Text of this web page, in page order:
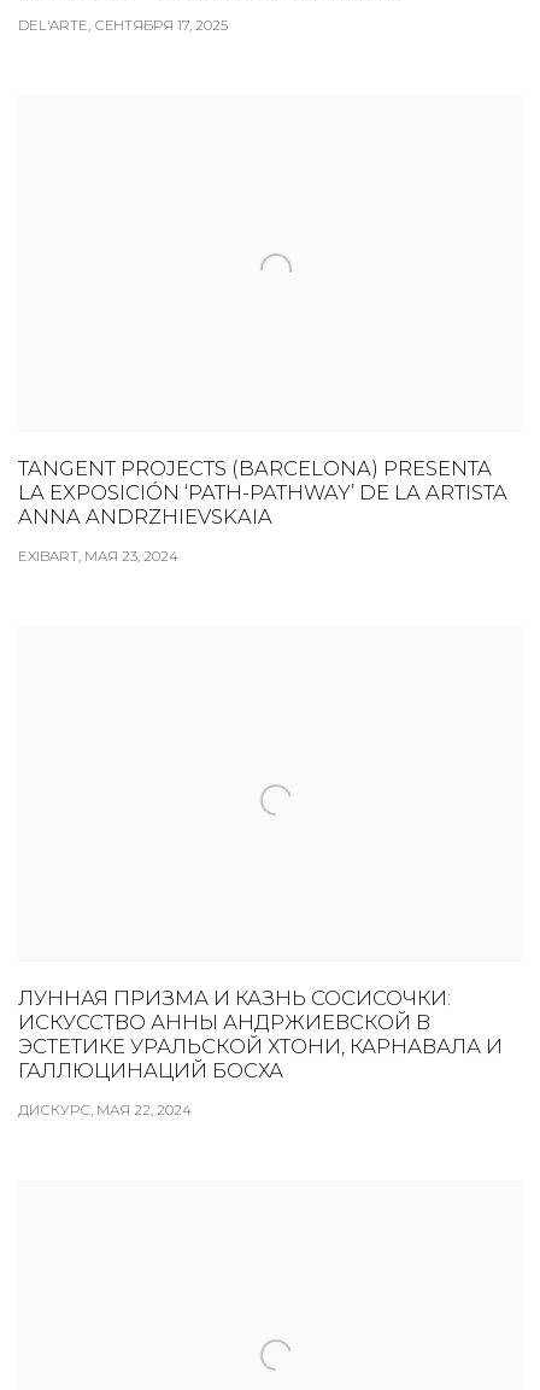
DEL'ARTE, СЕНТЯБРЯ 17, 2025
TANGENT PROJECTS (BARCELONA) PRESENTA
LA EXPOSICIÓN ‘PATH-PATHWAY’ DE LA ARTISTA
ANNA ANDRZHIEVSKAIA
EXIBART, МАЯ 23, 2024
ЛУННАЯ ПРИЗМА И КАЗНЬ СОСИСОЧКИ:
ИСКУССТВО АННЫ АНДРЖИЕВСКОЙ В
ЭСТЕТИКЕ УРАЛЬСКОЙ ХТОНИ, КАРНАВАЛА И
ГАЛЛЮЦИНАЦИЙ БОСХА
ДИСКУРС, МАЯ 22, 2024